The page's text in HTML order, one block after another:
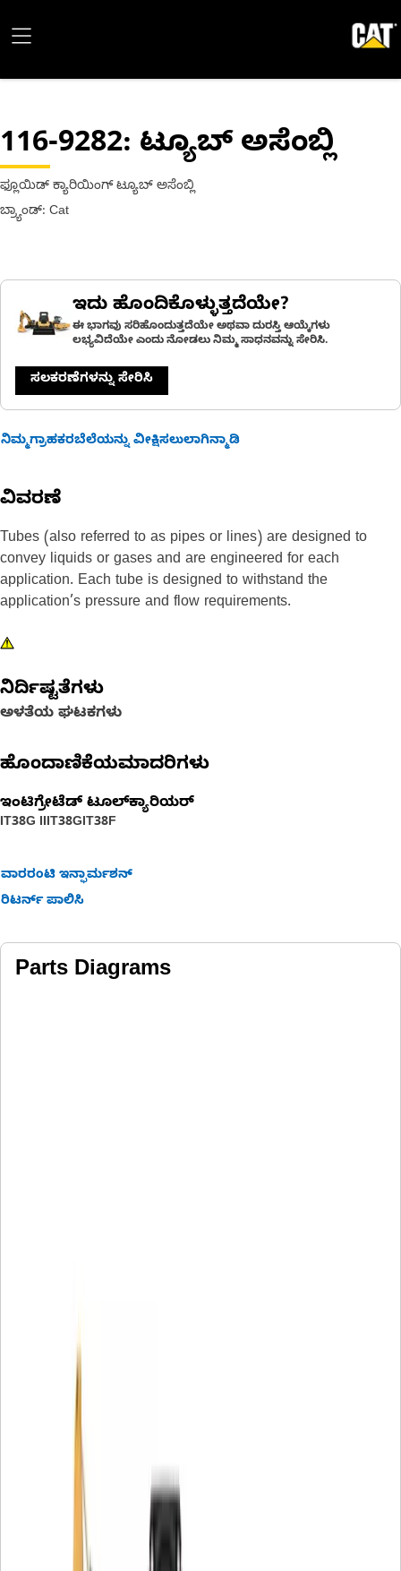
116-9282: ಟ್ಯೂಬ್ ಅಸೆಂಬ್ಲಿ
ಫ್ಲೂಯಿಡ್ ಕ್ಯಾರಿಯಿಂಗ್ ಟ್ಯೂಬ್ ಅಸೆಂಬ್ಲಿ
ಬ್ರ್ಯಾಂಡ್: Cat
ಇದು ಹೊಂದಿಕೊಳ್ಳುತ್ತದೆಯೇ?
ಈ ಭಾಗವು ಸರಿಹೊಂದುತ್ತದೆಯೇ ಅಥವಾ ದುರಸ್ತಿ ಆಯ್ಕೆಗಳು
ಲಭ್ಯವಿದೆಯೇ ಎಂದು ನೋಡಲು ನಿಮ್ಮ ಸಾಧನವನ್ನು ಸೇರಿಸಿ.
ಸಲಕರಣೆಗಳನ್ನು ಸೇರಿಸಿ
ನಿಮ್ಮಗ್ರಾಹಕರಬೆಲೆಯನ್ನು ವೀಕ್ಷಿಸಲುಲಾಗಿನ್ಮಾಡಿ
ವಿವರಣೆ
Tubes (also referred to as pipes or lines) are designed to
convey liquids or gases and are engineered for each
application. Each tube is designed to withstand the
application’s pressure and flow requirements.
ನಿರ್ದಿಷ್ಟತೆಗಳು
ಅಳತೆಯ ಘಟಕಗಳು
ಹೊಂದಾಣಿಕೆಯಮಾದರಿಗಳು
ಇಂಟಿಗ್ರೇಟೆಡ್ ಟೂಲ್‌ಕ್ಯಾರಿಯರ್‌
IT38G IIIT38GIT38F
ವಾರರಂಟಿ ಇನ್ಫಾರ್ಮಶನ್
ರಿಟರ್ನ್ ಪಾಲಿಸಿ
Parts Diagrams